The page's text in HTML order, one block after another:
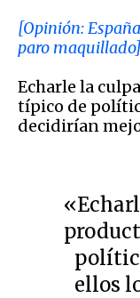
[Opinión:
paro maquillado]
Echarle la
típico de
decidirían
ellos